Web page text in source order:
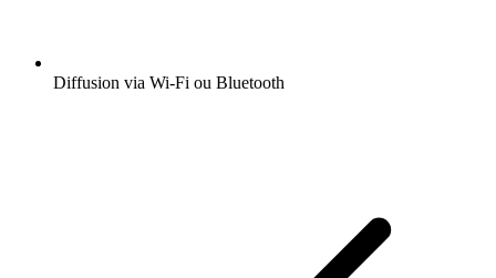
Diffusion via Wi-Fi ou Bluetooth